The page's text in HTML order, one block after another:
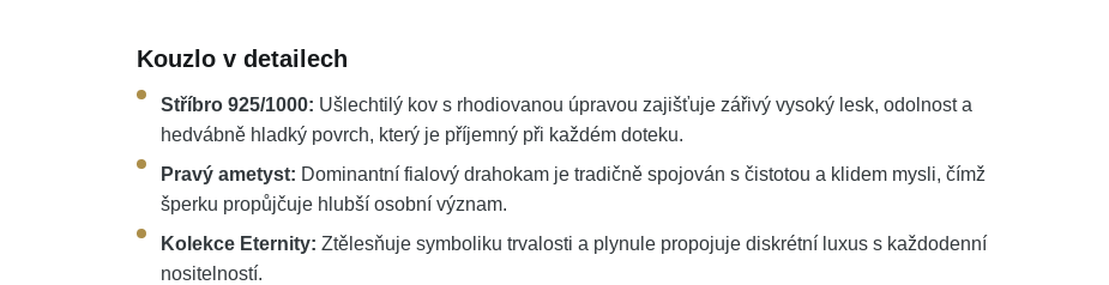
Kouzlo v detailech
Stříbro 925/1000: Ušlechtilý kov s rhodiovanou úpravou zajišťuje zářivý vysoký lesk, odolnost a
hedvábně hladký povrch, který je příjemný při každém doteku.
Pravý ametyst: Dominantní fialový drahokam je tradičně spojován s čistotou a klidem mysli, čímž
šperku propůjčuje hlubší osobní význam.
Kolekce Eternity: Ztělesňuje symboliku trvalosti a plynule propojuje diskrétní luxus s každodenní
nositelností.